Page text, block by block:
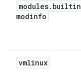
modules. builtin
modinfo
vmlinux